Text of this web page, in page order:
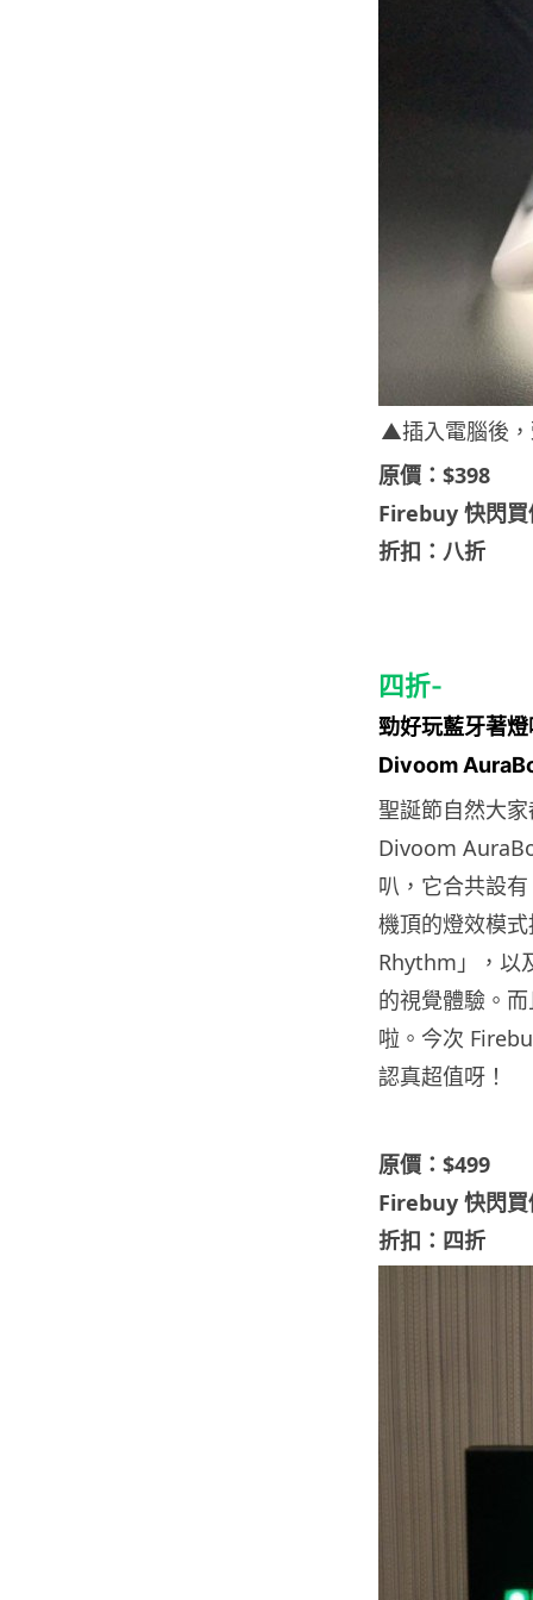
▲插入電腦後，
原價：$398
Firebuy 快閃買
折扣：八折
四折-
勁好玩藍牙著
Divoom
聖誕節自然大
Divoom
叭，它合共設
機頂的燈效模
Rhythm」，以
的視覺體驗。
啦。今次
認真超值呀！
原價：$499
Firebuy 快閃買
折扣：四折